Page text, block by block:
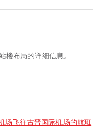
楼布局的详细信息。
场飞往古晋国际机场的航班